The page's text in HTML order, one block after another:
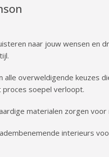
naar jouw wensen en
alle overweldigende keuzes
soepel verloopt.
materialen zorgen voor
interieurs